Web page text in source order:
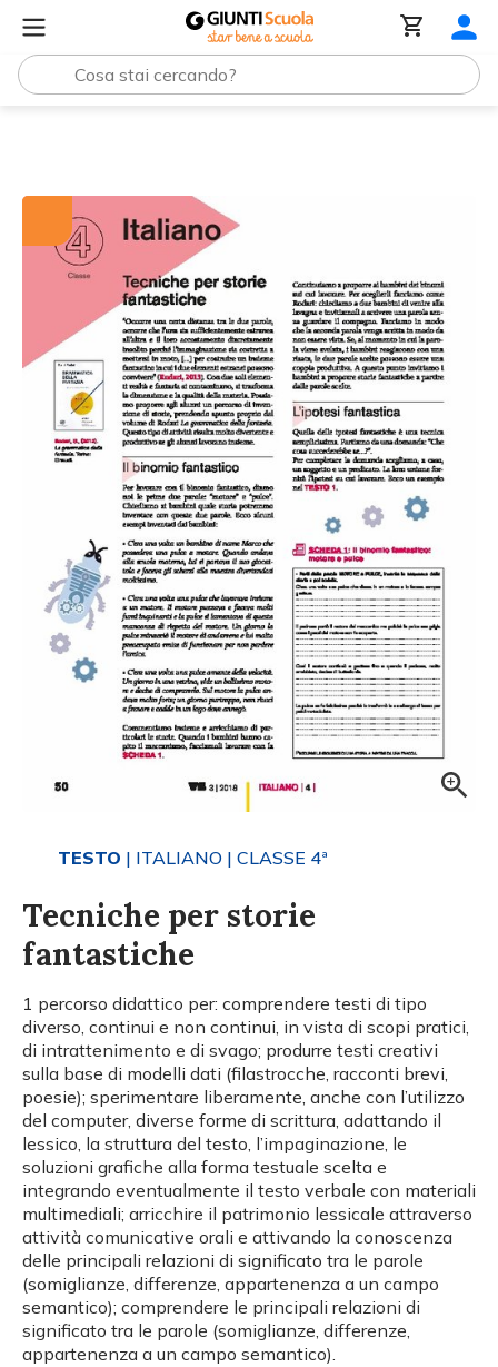
TESTO | ITALIANO | CLASSE 4ª
Tecniche per storie
fantastiche
1 percorso didattico per: comprendere testi di tipo
diverso, continui e non continui, in vista di scopi pratici,
di intrattenimento e di svago; produrre testi creativi
sulla base di modelli dati (filastrocche, racconti brevi,
poesie); sperimentare liberamente, anche con l’utilizzo
del computer, diverse forme di scrittura, adattando il
lessico, la struttura del testo, l’impaginazione, le
soluzioni grafiche alla forma testuale scelta e
integrando eventualmente il testo verbale con materiali
multimediali; arricchire il patrimonio lessicale attraverso
attività comunicative orali e attivando la conoscenza
delle principali relazioni di significato tra le parole
(somiglianze, differenze, appartenenza a un campo
semantico); comprendere le principali relazioni di
significato tra le parole (somiglianze, differenze,
appartenenza a un campo semantico).